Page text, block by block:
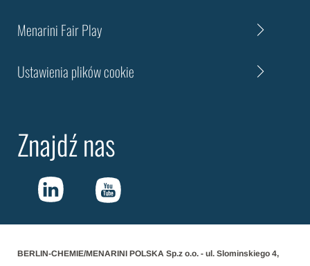
Menarini Fair Play
Ustawienia plików cookie
Znajdź nas
BERLIN-CHEMIE/MENARINI POLSKA Sp.z o.o. - ul. Slominskiego 4,